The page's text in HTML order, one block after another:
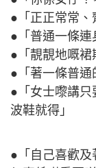
●「正正常常、
●「普通一條連
●「靚靚地嘅裙
●「著一條普通
●「女士嚟講只
波鞋就得」
●「自己喜歡及